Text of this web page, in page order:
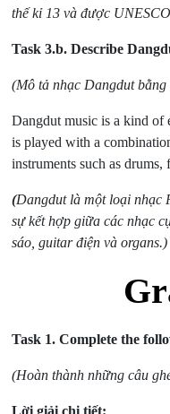
thế kỉ 13 và được
Task 3.b. Describe
(Mô tả nhạc Dangdut bằng
Dangdut music is a kind of
is played with a
instruments such as
(Dangdut là một loại nhạc
sự kết hợp giữa các nhạc
sáo, guitar điện và organs.)
Task 1.Complete the
(Hoàn thành những câu
Lời giải chi tiết: